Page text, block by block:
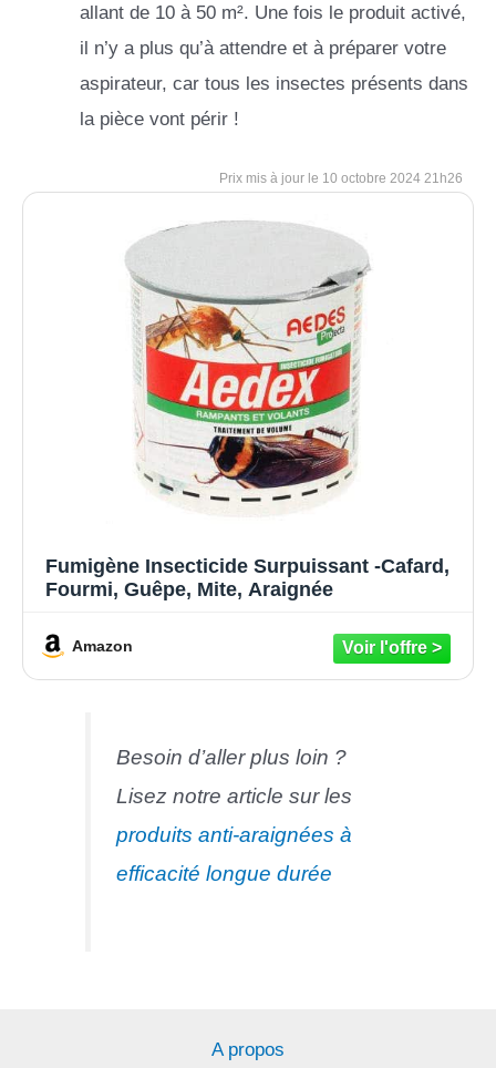
allant de 10 à 50 m². Une fois le produit activé,
il n’y a plus qu’à attendre et à préparer votre
aspirateur, car tous les insectes présents dans
la pièce vont périr !
10 octobre 2024 21h26
Fumigène Insecticide Surpuissant -Cafard,
Fourmi, Guêpe, Mite, Araignée
Amazon
Besoin d’aller plus loin ?
Lisez notre article sur les
produits anti-araignées à
efficacité longue durée
A propos